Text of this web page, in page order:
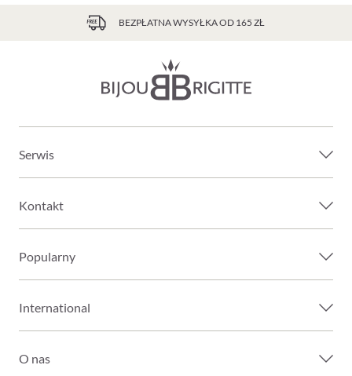
BEZPŁATNA WYSYŁKA OD 165 ZŁ
Serwis
Kontakt
Popularny
International
O nas